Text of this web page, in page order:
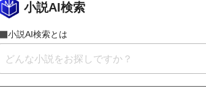
小説AI検索
小説AI検索とは